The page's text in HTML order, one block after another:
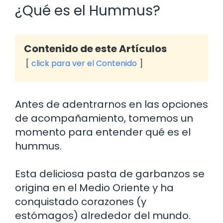
¿Qué es el Hummus?
Contenido de este Artículos
click para ver el Contenido
Antes de adentrarnos en las opciones
de acompañamiento, tomemos un
momento para entender qué es el
hummus.
Esta deliciosa pasta de garbanzos se
origina en el Medio Oriente y ha
conquistado corazones (y
estómagos) alrededor del mundo.